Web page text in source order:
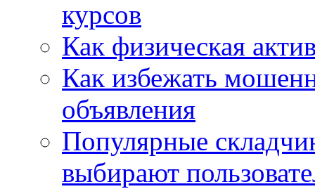
курсов
Как физическая
Как избежать
объявления
Популярные
выбирают